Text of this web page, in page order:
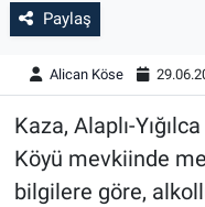
Paylaş
Alican Köse
Kaza, Alaplı-
Köyü mevkiinde
bilgilere göre,